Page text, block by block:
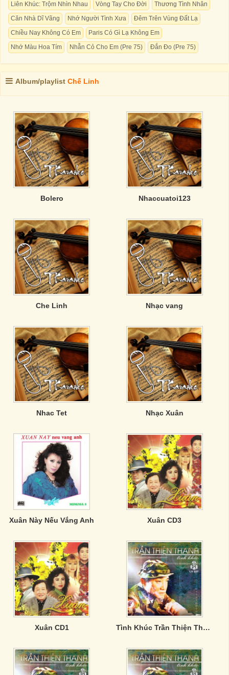
Liên Khúc: Trộm Nhìn Nhau
Vòng Tay Cho Đời
Thương Tình Nhân
Căn Nhà Dĩ Vãng
Nhớ Người Tình Xưa
Đêm Trên Vùng Đất Lạ
Chiều Nay Không Có Em
Paris Có Gì Lạ Không Em
Nhớ Màu Hoa Tím
Nhẫn Cỏ Cho Em (Pre 75) Đắn Đo (Pre 75)
Album/playlist Chế Linh
Bolero Nhaccuatoi123
Che Linh Nhạc vang
Nhac Tet Nhạc Xuân
Xuân Này Nếu Vắng Anh Xuân CD3
Xuân CD1 Tình Khúc Trần Thiện Thanh - CD4